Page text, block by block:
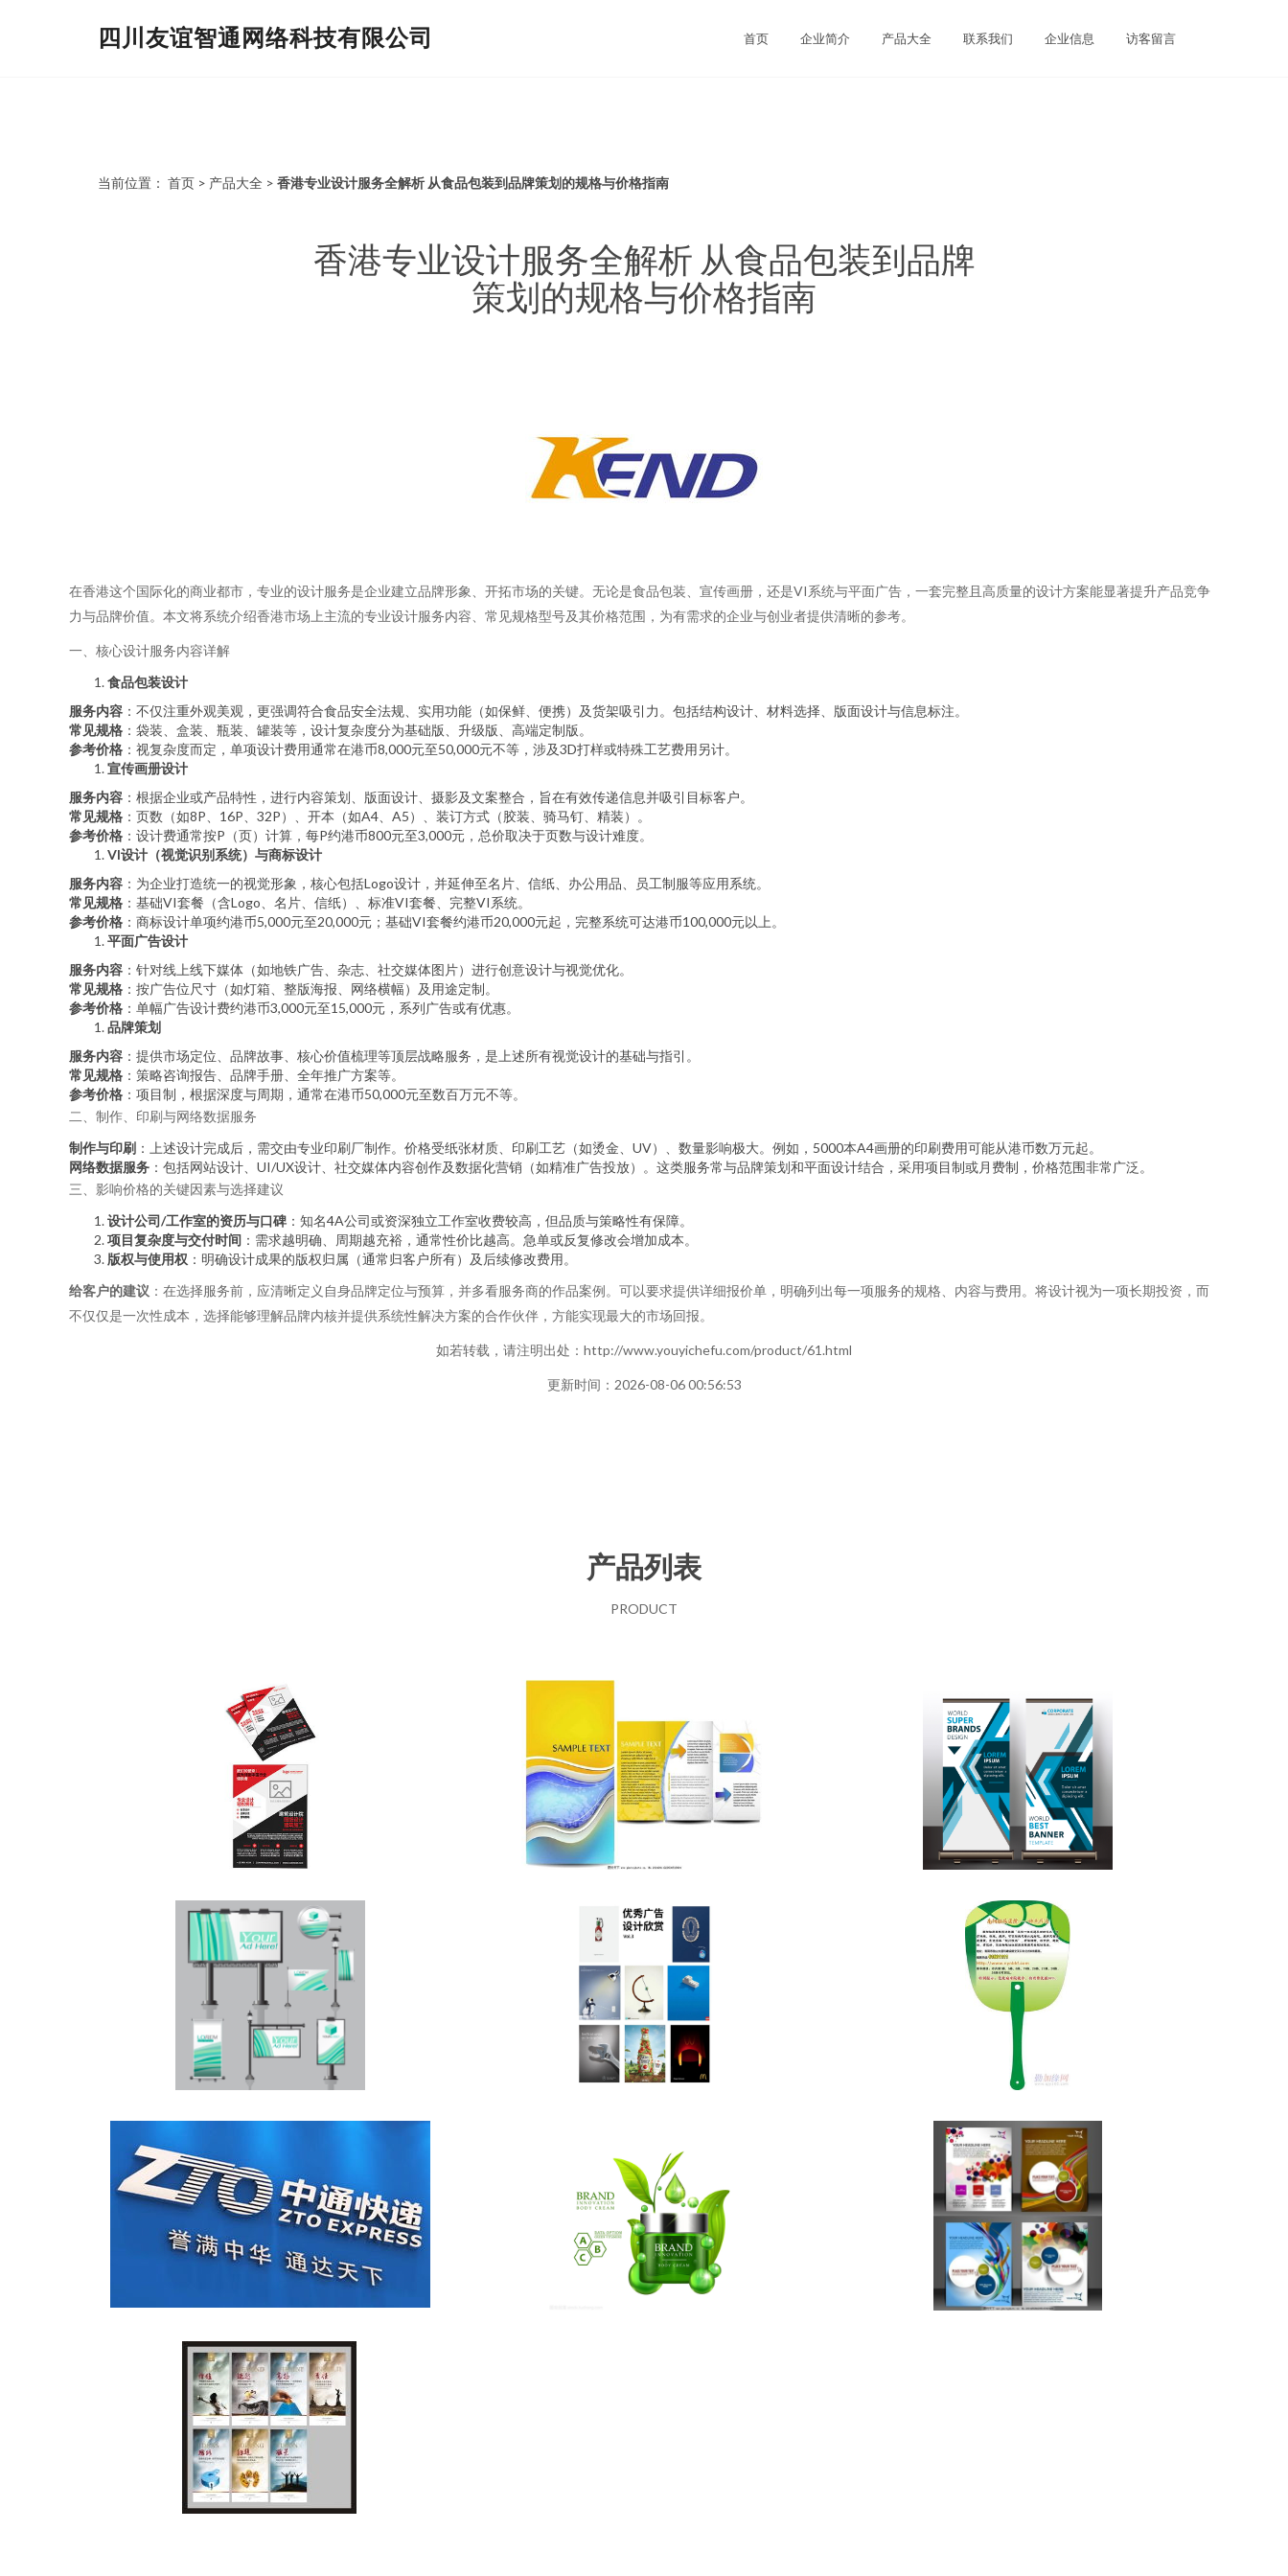
四川友谊智通网络科技有限公司 首页 企业简介 产品大全 联系我们 企业信息 访客留言
当前位置： 首页 > 产品大全 > 香港专业设计服务全解析 从食品包装到品牌策划的规格与价格指南
香港专业设计服务全解析 从食品包装到品牌
策划的规格与价格指南
在香港这个国际化的商业都市，专业的设计服务是企业建立品牌形象、开拓市场的关键。无论是食品包装、宣传画册，还是VI系统与平面广告，一套完整且高质量的设计方案能显著提升产品竞争
力与品牌价值。本文将系统介绍香港市场上主流的专业设计服务内容、常见规格型号及其价格范围，为有需求的企业与创业者提供清晰的参考。
一、核心设计服务内容详解
食品包装设计
服务内容 ：不仅注重外观美观，更强调符合食品安全法规、实用功能（如保鲜、便携）及货架吸引力。包括结构设计、材料选择、版面设计与信息标注。
常见规格 ：袋装、盒装、瓶装、罐装等，设计复杂度分为基础版、升级版、高端定制版。
参考价格 ：视复杂度而定，单项设计费用通常在港币8,000元至50,000元不等，涉及3D打样或特殊工艺费用另计。
宣传画册设计
服务内容 ：根据企业或产品特性，进行内容策划、版面设计、摄影及文案整合，旨在有效传递信息并吸引目标客户。
常见规格 ：页数（如8P、16P、32P）、开本（如A4、A5）、装订方式（胶装、骑马钉、精装）。
参考价格 ：设计费通常按P（页）计算，每P约港币800元至3,000元，总价取决于页数与设计难度。
VI设计（视觉识别系统）与商标设计
服务内容 ：为企业打造统一的视觉形象，核心包括Logo设计，并延伸至名片、信纸、办公用品、员工制服等应用系统。
常见规格 ：基础VI套餐（含Logo、名片、信纸）、标准VI套餐、完整VI系统。
参考价格 ：商标设计单项约港币5,000元至20,000元；基础VI套餐约港币20,000元起，完整系统可达港币100,000元以上。
平面广告设计
服务内容 ：针对线上线下媒体（如地铁广告、杂志、社交媒体图片）进行创意设计与视觉优化。
常见规格 ：按广告位尺寸（如灯箱、整版海报、网络横幅）及用途定制。
参考价格 ：单幅广告设计费约港币3,000元至15,000元，系列广告或有优惠。
品牌策划
服务内容 ：提供市场定位、品牌故事、核心价值梳理等顶层战略服务，是上述所有视觉设计的基础与指引。
常见规格 ：策略咨询报告、品牌手册、全年推广方案等。
参考价格 ：项目制，根据深度与周期，通常在港币50,000元至数百万元不等。
二、制作、印刷与网络数据服务
制作与印刷 ：上述设计完成后，需交由专业印刷厂制作。价格受纸张材质、印刷工艺（如烫金、UV）、数量影响极大。例如，5000本A4画册的印刷费用可能从港币数万元起。
网络数据服务 ：包括网站设计、UI/UX设计、社交媒体内容创作及数据化营销（如精准广告投放）。这类服务常与品牌策划和平面设计结合，采用项目制或月费制，价格范围非常广泛。
三、影响价格的关键因素与选择建议
设计公司/工作室的资历与口碑 ：知名4A公司或资深独立工作室收费较高，但品质与策略性有保障。
项目复杂度与交付时间 ：需求越明确、周期越充裕，通常性价比越高。急单或反复修改会增加成本。
版权与使用权 ：明确设计成果的版权归属（通常归客户所有）及后续修改费用。
给客户的建议 ：在选择服务前，应清晰定义自身品牌定位与预算，并多看服务商的作品案例。可以要求提供详细报价单，明确列出每一项服务的规格、内容与费用。将设计视为一项长期投资，而
不仅仅是一次性成本，选择能够理解品牌内核并提供系统性解决方案的合作伙伴，方能实现最大的市场回报。
如若转载，请注明出处：http://www.youyichefu.com/product/61.html
更新时间：2026-08-06 00:56:53
产品列表
PRODUCT